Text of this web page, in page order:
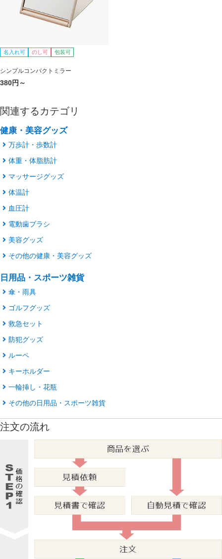
名入れ可 のし可 包装可
シンプルコンパクトミラー
380円～
関連するカテゴリ
健康・美容グッズ
万歩計・歩数計
体重・体脂肪計
マッサージグッズ
体温計
血圧計
電動歯ブラシ
美容グッズ
その他の健康・美容グッズ
日用品・スポーツ雑貨
傘・雨具
ゴルフグッズ
救急セット
防犯グッズ
ルーペ
キーホルダー
一輪挿し・花瓶
その他の日用品・スポーツ雑貨
注文の流れ